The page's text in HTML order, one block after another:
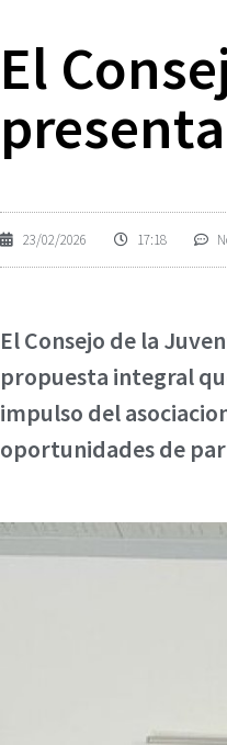
El
23/02/2026 17:18
El Consejo de la
propuesta integral
impulso del
oportunidades de